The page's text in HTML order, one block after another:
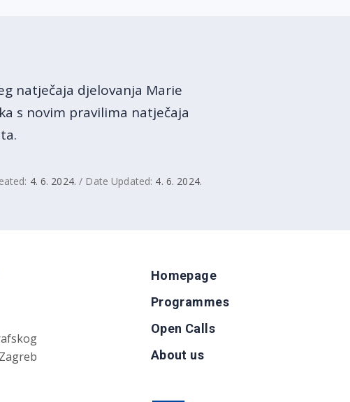
natječaja djelovanja Marie
s novim pravilima natječaja
4. 6. 2024. / Date Updated: 4. 6. 2024.
Homepage
Programmes
Open Calls
About us